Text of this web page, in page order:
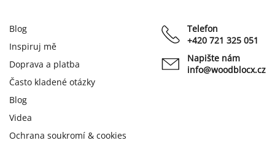
Blog
Inspiruj mě
Doprava a platba
Často kladené otázky
Blog
Videa
Ochrana soukromí & cookies
Telefon
+420 721 325 051
Napište nám
info@woodblocx.cz